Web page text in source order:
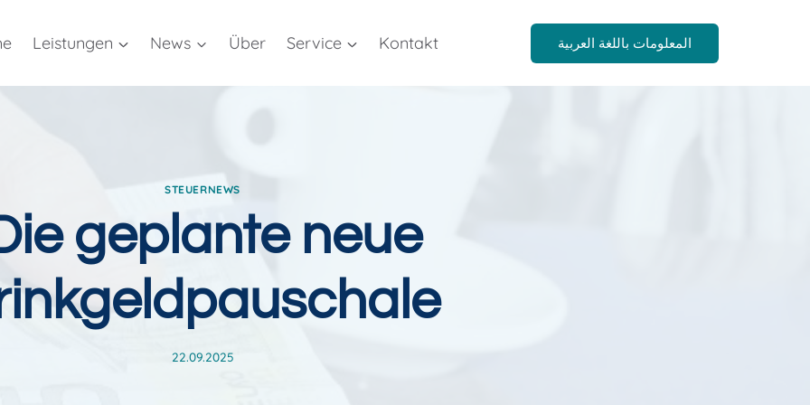
Leistungen News Über Service Kontakt المعلومات باللغة العربية
STEUERNEWS
geplante neue
22.09.2025